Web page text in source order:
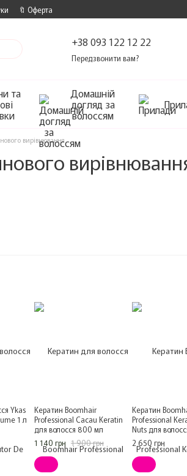
🔖 Оферта
+38 093 122 12 22
Передзвонити вам?
та Домашній
догляд за
волоссям
вирівнювання
Ykas
1 л
Кератин Boomhair
Professional Cacau Keratin
для волосся 800 мл
1 140 грн 1 900 грн
Кератин
Professional
Nuts для
2 650 грн